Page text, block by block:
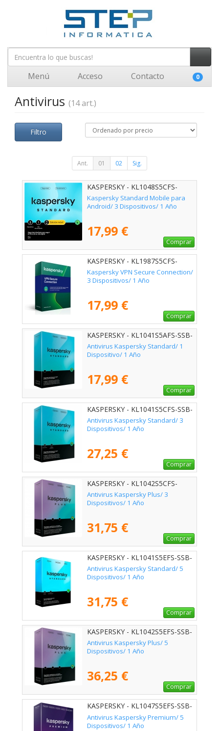
Menú Acceso Contacto 0
Antivirus (14 art.)
Filtro
Ant. 01 02 Sig.
KASPERSKY - KL1048S5CFS-
MSBES
Kaspersky Standard Mobile para
Android/ 3 Dispositivos/ 1 Año
17,99 €
Comprar
KASPERSKY - KL1987S5CFS-
MSBES
Kaspersky VPN Secure Connection/
3 Dispositivos/ 1 Año
17,99 €
Comprar
KASPERSKY - KL1041S5AFS-SSB-
ES
Antivirus Kaspersky Standard/ 1
Dispositivo/ 1 Año
17,99 €
Comprar
KASPERSKY - KL1041S5CFS-SSB-
ES
Antivirus Kaspersky Standard/ 3
Dispositivos/ 1 Año
27,25 €
Comprar
KASPERSKY - KL1042S5CFS-
MSBES
Antivirus Kaspersky Plus/ 3
Dispositivos/ 1 Año
31,75 €
Comprar
KASPERSKY - KL1041S5EFS-SSB-
ES
Antivirus Kaspersky Standard/ 5
Dispositivos/ 1 Año
31,75 €
Comprar
KASPERSKY - KL1042S5EFS-SSB-
ES
Antivirus Kaspersky Plus/ 5
Dispositivos/ 1 Año
36,25 €
Comprar
KASPERSKY - KL1047S5EFS-SSB-
ES
Antivirus Kaspersky Premium/ 5
Dispositivos/ 1 Año